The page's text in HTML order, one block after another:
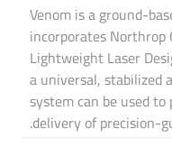
Venom is a ground-
incorporates
Lightweight Laser
a universal, stabilized
system can be used
delivery of precision-